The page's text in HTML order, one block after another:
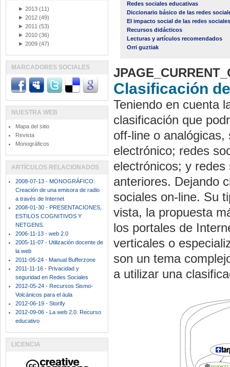
Redes sociales educativas
Diccionario básico de las redes
El impacto social de las redes sociales
Recursos didácticos
Lecturas y artículos recomendados
Orri guztiak
Clasificación
Teniendo en cuenta
clasificación que
off-line o
electrónico; redes
electrónicos; y
anteriores. Dejando
sociales on-line. Su
vista, la propuesta
los portales de
verticales o
son un tema
a utilizar una
► 2013 (11)
► 2012 (49)
► 2011 (53)
► 2010 (36)
► 2009 (47)
MARCADORES SOCIALES
NUESTRA WEB
Mapa del sitio
Revista
Monográficos
ARTÍCULOS RELACIONADOS
2008-07-13 - MONOGRÁFICO:
Creación de una emisora de radio
a través de Internet
2008-01-30 - PRESENTACIONES,
ESTILOS COGNITIVOS Y
NETGENS.
2006-11-13 - web 2.0
2005-11-07 - Utilización docente de
la web
2011-05-24 - Manual Bufferzone
2011-11-16 - Privacidad y
seguridad en Redes Sociales
2012-05-24 - Recursos Sismo-
Volcánicos para el áula
2012-06-19 - Storify
2012-09-06 - La web 2.0. Recurso
educativo
LICENCIA